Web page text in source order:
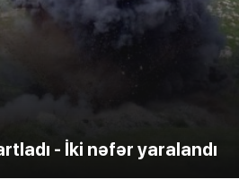
- İki nəfər yaralandı